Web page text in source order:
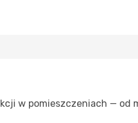
w pomieszczeniach — od